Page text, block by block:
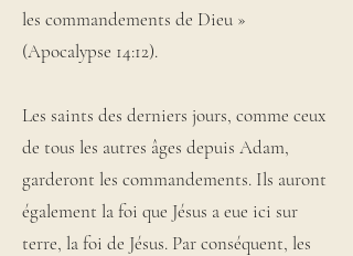
les commandements de Dieu »
(Apocalypse 14:12).
Les saints des derniers jours, comme ceux
de tous les autres âges depuis Adam,
garderont les commandements. Ils auront
également la foi que Jésus a eue ici sur
terre, la foi de Jésus. Par conséquent, les